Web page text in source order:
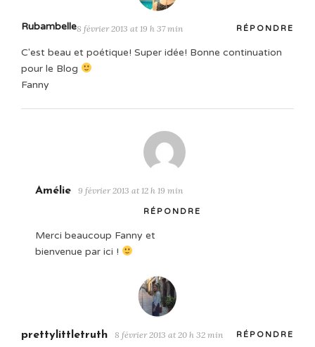
Rubambelle8 février 2013 at 19 h 37 min RÉPONDRE
C'est beau et poétique! Super idée! Bonne continuation
pour le Blog
Fanny
Amélie 9 février 2013 at 12 h 19 min
RÉPONDRE
Merci beaucoup Fanny et
bienvenue par ici !
prettylittletruth 8 février 2013 at 20 h 32 min RÉPONDRE